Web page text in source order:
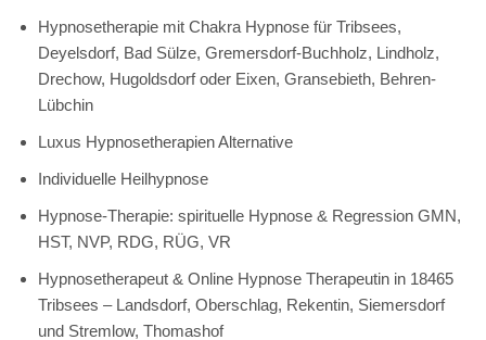
Hypnosetherapie mit Chakra Hypnose für Tribsees,
Deyelsdorf, Bad Sülze, Gremersdorf-Buchholz, Lindholz,
Drechow, Hugoldsdorf oder Eixen, Gransebieth, Behren-
Lübchin
Luxus Hypnosetherapien Alternative
Individuelle Heilhypnose
Hypnose-Therapie: spirituelle Hypnose & Regression GMN,
HST, NVP, RDG, RÜG, VR
Hypnosetherapeut & Online Hypnose Therapeutin in 18465
Tribsees – Landsdorf, Oberschlag, Rekentin, Siemersdorf
und Stremlow, Thomashof